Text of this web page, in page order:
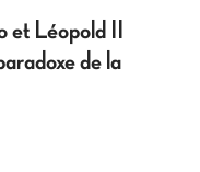
Léopold II
de la